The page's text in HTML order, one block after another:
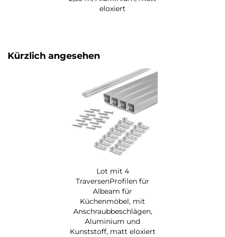
eloxiert
Kürzlich angesehen
Lot mit 4
TraversenProfilen für
Albeam für
Küchenmöbel, mit
Anschraubbeschlägen,
Aluminium und
Kunststoff, matt eloxiert